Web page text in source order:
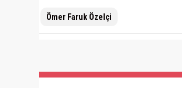
Ömer Faruk Özelçi